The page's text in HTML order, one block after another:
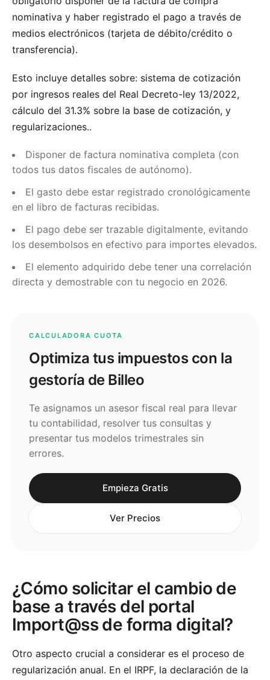
nominativa y haber registrado el pago a través de
medios electrónicos (tarjeta de débito/crédito o
transferencia).
Esto incluye detalles sobre: sistema de cotización
por ingresos reales del Real Decreto-ley 13/2022,
cálculo del 31.3% sobre la base de cotización, y
regularizaciones..
Disponer de factura nominativa completa (con
todos tus datos fiscales de autónomo).
El gasto debe estar registrado cronológicamente
en el libro de facturas recibidas.
El pago debe ser trazable digitalmente, evitando
los desembolsos en efectivo para importes elevados.
El elemento adquirido debe tener una correlación
directa y demostrable con tu negocio en 2026.
CALCULADORA CUOTA
Optimiza tus impuestos con la
gestoría de Billeo
Te asignamos un asesor fiscal real para llevar
tu contabilidad, resolver tus consultas y
presentar tus modelos trimestrales sin
errores.
Empieza Gratis
Ver Precios
¿Cómo solicitar el cambio de
base a través del portal
Import@ss de forma digital?
Otro aspecto crucial a considerar es el proceso de
regularización anual. En el IRPF, la declaración de la